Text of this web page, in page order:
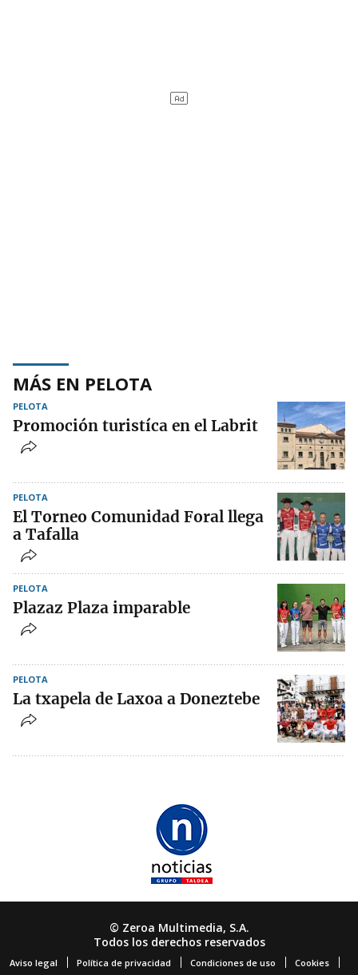
MÁS EN PELOTA
PELOTA
Promoción turistíca en el Labrit
PELOTA
El Torneo Comunidad Foral llega
a Tafalla
PELOTA
Plazaz Plaza imparable
PELOTA
La txapela de Laxoa a Doneztebe
© Zeroa Multimedia, S.A.
Todos los derechos reservados
Aviso legal Política de privacidad Condiciones de uso Cookies